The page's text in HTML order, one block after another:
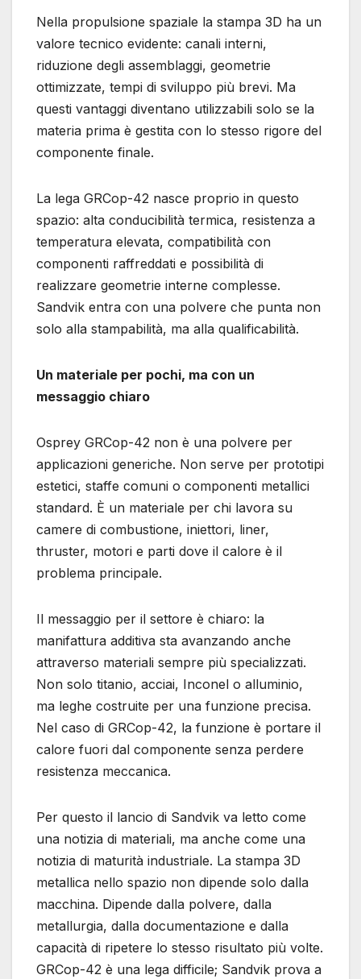
Nella propulsione spaziale la stampa 3D ha un
valore tecnico evidente: canali interni,
riduzione degli assemblaggi, geometrie
ottimizzate, tempi di sviluppo più brevi. Ma
questi vantaggi diventano utilizzabili solo se la
materia prima è gestita con lo stesso rigore del
componente finale.
La lega GRCop-42 nasce proprio in questo
spazio: alta conducibilità termica, resistenza a
temperatura elevata, compatibilità con
componenti raffreddati e possibilità di
realizzare geometrie interne complesse.
Sandvik entra con una polvere che punta non
solo alla stampabilità, ma alla qualificabilità.
Un materiale per pochi, ma con un
messaggio chiaro
Osprey GRCop-42 non è una polvere per
applicazioni generiche. Non serve per prototipi
estetici, staffe comuni o componenti metallici
standard. È un materiale per chi lavora su
camere di combustione, iniettori, liner,
thruster, motori e parti dove il calore è il
problema principale.
Il messaggio per il settore è chiaro: la
manifattura additiva sta avanzando anche
attraverso materiali sempre più specializzati.
Non solo titanio, acciai, Inconel o alluminio,
ma leghe costruite per una funzione precisa.
Nel caso di GRCop-42, la funzione è portare il
calore fuori dal componente senza perdere
resistenza meccanica.
Per questo il lancio di Sandvik va letto come
una notizia di materiali, ma anche come una
notizia di maturità industriale. La stampa 3D
metallica nello spazio non dipende solo dalla
macchina. Dipende dalla polvere, dalla
metallurgia, dalla documentazione e dalla
capacità di ripetere lo stesso risultato più volte.
GRCop-42 è una lega difficile; Sandvik prova a